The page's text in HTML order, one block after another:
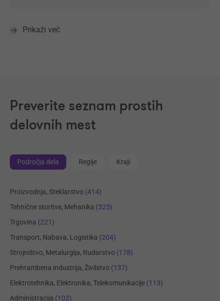
Prikaži več
Preverite seznam prostih
delovnih mest
Področja dela Regije Kraji
Proizvodnja, Steklarstvo (414)
Tehnične storitve, Mehanika (325)
Trgovina (221)
Transport, Nabava, Logistika (204)
Strojništvo, Metalurgija, Rudarstvo (178)
Prehrambena industrija, Živilstvo (137)
Elektrotehnika, Elektronika, Telekomunikacije (113)
Administracija (102)